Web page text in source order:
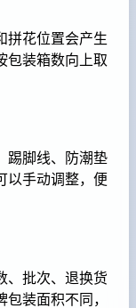
拼花位置会产生
包装箱数向上取
踢脚线、防潮垫
以手动调整，便
、批次、退换货
装面积不同，